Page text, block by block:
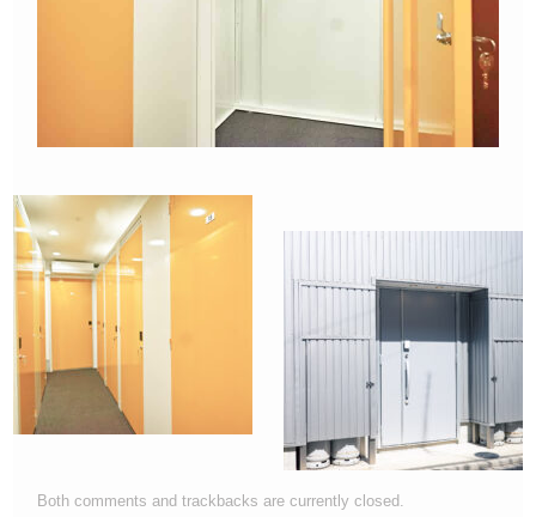
Both comments and trackbacks are currently closed.